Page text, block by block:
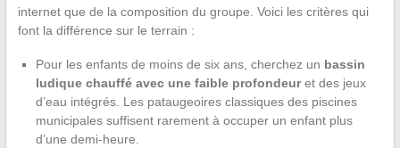
internet que de la composition du groupe. Voici les critères qui
font la différence sur le terrain :
Pour les enfants de moins de six ans, cherchez un bassin
ludique chauffé avec une faible profondeuret des jeux
d’eau intégrés. Les pataugeoires classiques des piscines
municipales suffisent rarement à occuper un enfant plus
d’une demi-heure.